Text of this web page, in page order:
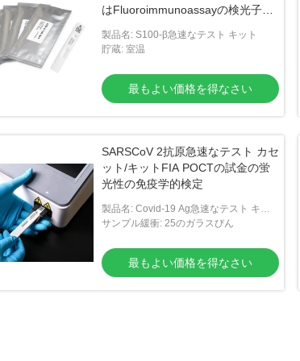
はFluoroimmunoassayの検光子を
製品名: S100-β急速なテスト キット
貯蔵: 室温
最もよい価格を得なさい
SARSCoV 2抗原急速なテスト カセ
ット/キットFIA POCTの試金の蛍
光性の免疫学的検定
製品名: Covid-19 Ag急速なテスト キッ
ト
サンプル緩衝: 25のガラスびん
最もよい価格を得なさい